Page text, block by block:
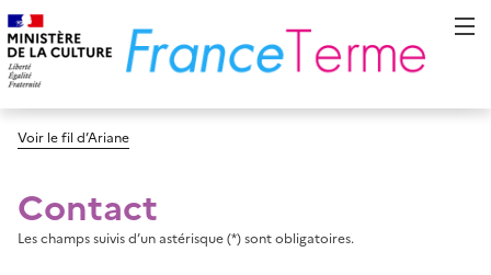
Voir le fil d’Ariane
Contact
Les champs suivis d’un astérisque (*) sont obligatoires.